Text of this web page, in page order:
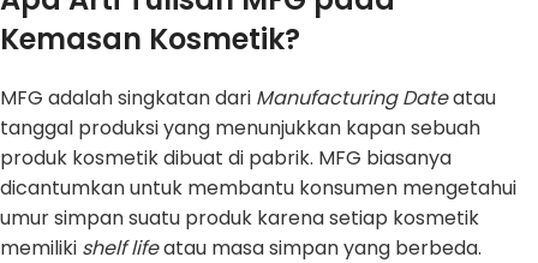
Kemasan Kosmetik?
MFG adalah singkatan dari Manufacturing Dateatau
tanggal produksi yang menunjukkan kapan sebuah
produk kosmetik dibuat di pabrik. MFG biasanya
dicantumkan untuk membantu konsumen mengetahui
umur simpan suatu produk karena setiap kosmetik
memiliki shelf lifeatau masa simpan yang berbeda.